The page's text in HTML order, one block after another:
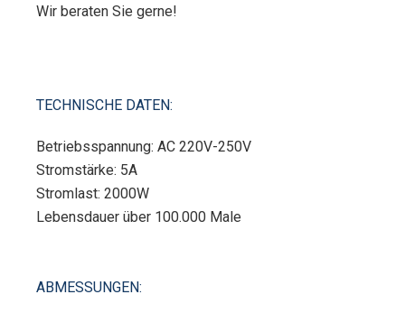
Wir beraten Sie gerne!
TECHNISCHE DATEN:
Betriebsspannung: AC 220V-250V
Stromstärke: 5A
Stromlast: 2000W
Lebensdauer über 100.000 Male
ABMESSUNGEN: